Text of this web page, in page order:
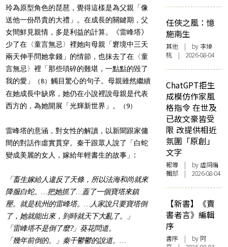
玲為原型角色的琵琶，覺得這樣是為父親「像
送他一份昂貴的大禮」。在成長的關鍵期，父
女間鮮見親情，多是利益的計算。《雷峰塔》
少了在〈童言無忌〉裡她向母親「窘境中三天
兩天伸手問她拿錢」的情節，也抹去了在〈童
言無忌〉裡「那些瑣碎的難堪，一點點的毀了
我的愛」
（8）觸目驚心的句子。母親雖然繼續
在她成長中缺席，她仍在小說裡說母親是代表
西方的，為她開展「光輝新世界」。
（9）
雷峰塔的意涵，對女性的解讀，以新聞跟家傭
間的對話作虛實貫穿。秦干跟眾人說了「白蛇
變成美麗的女人，嫁給年輕書生的故事」:
「畜生嫁給人違反了天條，所以法海和尚就來
降服白蛇。…把她抓了…蓋了一個寶塔來鎮
壓。就是杭州的雷峰塔。…人家說只要寶塔倒
了，她就能出來，到時就天下大亂了。」
「雷峰塔不是倒了麼?」葵花問道。
「幾年前倒的。」秦干鬱鬱的說道。…
任俠之風：憶
施南生
其他 | by 李焯
桃 | 2026-08-04
ChatGPT拒生
成模仿作家風
格指令 在世及
已故文豪皆受
限 改提供相近
氛圍「原創」
文字
報導 | by 虛詞編
輯部 | 2026-08-04
【新書】《賣
書者言》編輯
序
書序 | by 阿